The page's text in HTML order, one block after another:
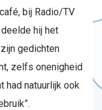
bij Radio/TV
hij het
gedichten
zelfs onenigheid
had natuurlijk ook